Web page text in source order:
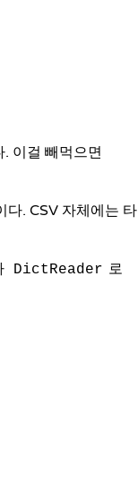
이걸 빼먹으면
다. CSV 자체에는 타
DictReader 로